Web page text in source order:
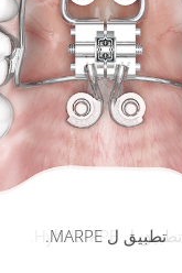
تطبيق ل MARPE.
تطبيق ل Hybrid-RPE.